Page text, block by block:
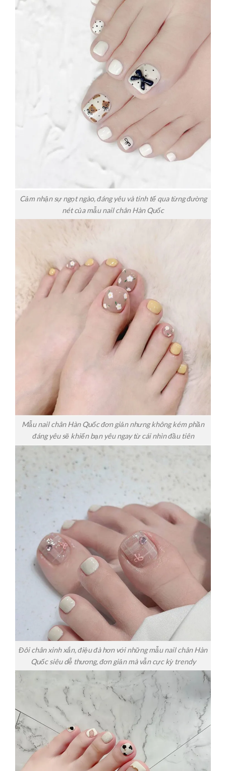
Cảm nhận sự ngọt ngào, đáng yêu và tinh tế qua từng đường
nét của mẫu nail chân Hàn Quốc
Mẫu nail chân Hàn Quốc đơn giản nhưng không kém phần
đáng yêu sẽ khiến bạn yêu ngay từ cái nhìn đầu tiên
Đôi chân xinh xắn, điệu đà hơn với những mẫu nail chân Hàn
Quốc siêu dễ thương, đơn giản mà vẫn cực kỳ trendy